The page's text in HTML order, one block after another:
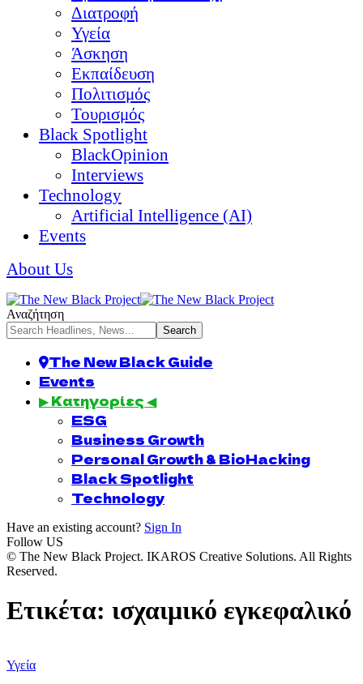
Διατροφή
Υγεία
Άσκηση
Εκπαίδευση
Πολιτισμός
Τουρισμός
Black Spotlight
BlackOpinion
Interviews
Technology
Artificial Intelligence (AI)
Events
About Us
Αναζήτηση
The New Black Guide
Events
▶ Κατηγορίες ◀
ESG
Business Growth
Personal Growth & BioHacking
Black Spotlight
Technology
Have an existing account? Sign In
Follow US
© The New Black Project. IKAROS Creative Solutions. All Rights
Reserved.
Ετικέτα: ισχαιμικό εγκεφαλικό
Υγεία